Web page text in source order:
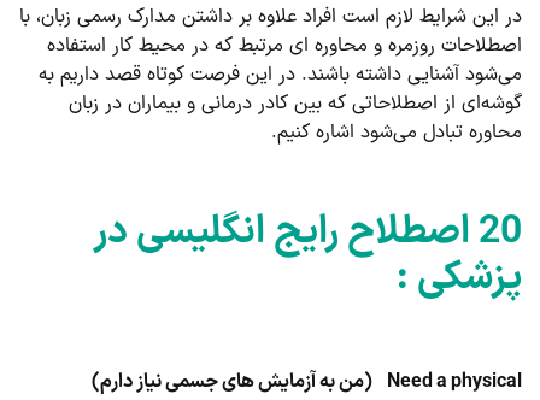
در این شرایط لازم است افراد علاوه بر داشتن مدارک رسمی زبان، با
اصطلاحات روزمره و محاوره ای مرتبط که در محیط کار استفاده
می‌شود آشنایی داشته باشند. در این فرصت کوتاه قصد داریم به
گوشه‌ای از اصطلاحاتی که بین کادر درمانی و بیماران در زبان
محاوره تبادل می‌شود اشاره کنیم.
20 اصطلاح رایج انگلیسی در
پزشکی :
Need a physical (من به آزمایش های جسمی نیاز دارم)